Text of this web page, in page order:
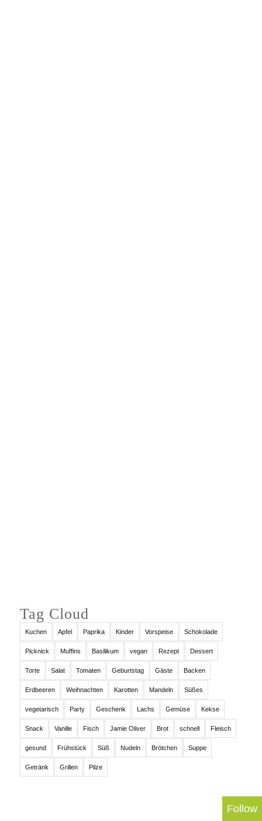
Tag Cloud
Kuchen Apfel Paprika Kinder Vorspeise Schokolade
Picknick Muffins Basilikum vegan Rezept Dessert
Torte Salat Tomaten Geburtstag Gäste Backen
Erdbeeren Weihnachten Karotten Mandeln Süßes
vegetarisch Party Geschenk Lachs Gemüse Kekse
Snack Vanille Fisch Jamie Oliver Brot schnell Fleisch
gesund Frühstück Süß Nudeln Brötchen Suppe
Getränk Grillen Pilze
Follow